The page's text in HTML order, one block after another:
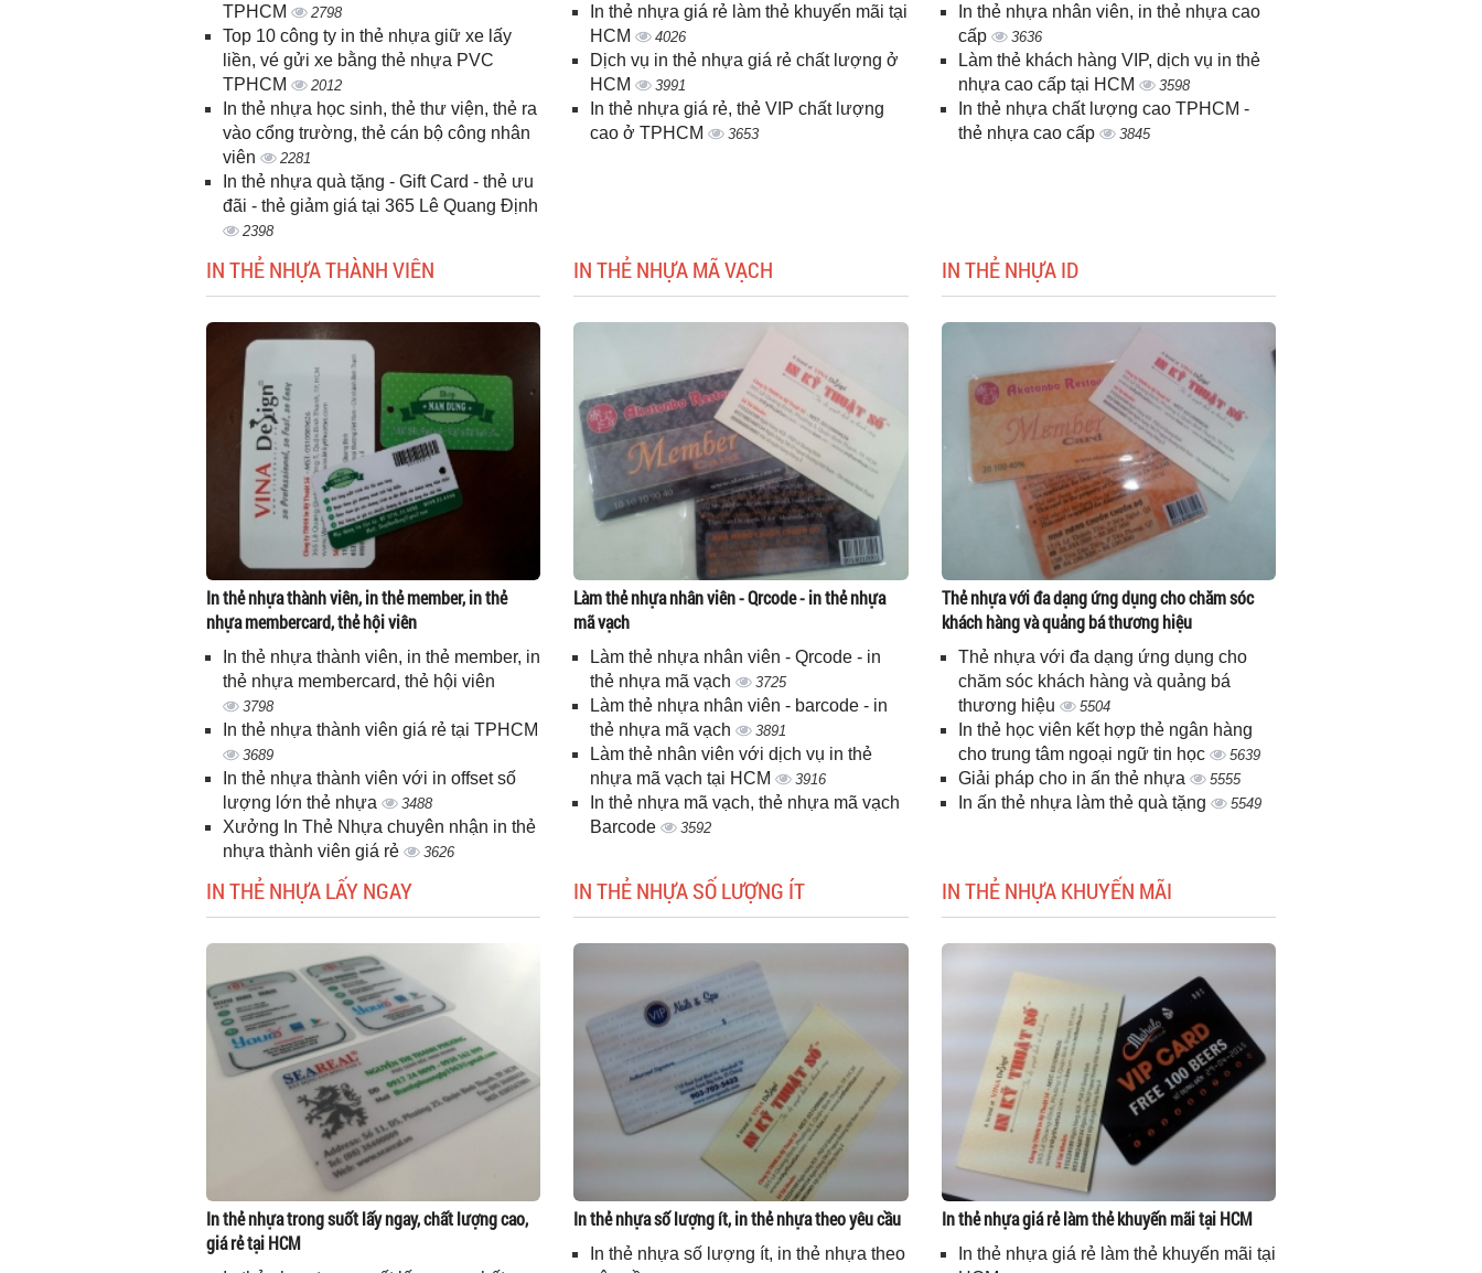
TPHCM
2798
Top 10 công ty in thẻ nhựa giữ xe lấy
liền, vé gửi xe bằng thẻ nhựa PVC
TPHCM
2012
In thẻ nhựa học sinh, thẻ thư viện, thẻ ra
vào cổng trường, thẻ cán bộ công nhân
viên
2281
In thẻ nhựa quà tặng - Gift Card - thẻ ưu
đãi - thẻ giảm giá tại 365 Lê Quang Định
2398
In thẻ nhựa giá rẻ làm thẻ khuyến mãi tại
HCM
4026
Dịch vụ in thẻ nhựa giá rẻ chất lượng ở
HCM
3991
In thẻ nhựa giá rẻ, thẻ VIP chất lượng
cao ở TPHCM
3653
In thẻ nhựa nhân viên, in thẻ nhựa cao
cấp
3636
Làm thẻ khách hàng VIP, dịch vụ in thẻ
nhựa cao cấp tại HCM
3598
In thẻ nhựa chất lượng cao TPHCM -
thẻ nhựa cao cấp
3845
IN THẺ NHỰA THÀNH VIÊN
In thẻ nhựa thành viên, in thẻ member, in thẻ
nhựa membercard, thẻ hội viên
In thẻ nhựa thành viên, in thẻ member, in
thẻ nhựa membercard, thẻ hội viên
3798
In thẻ nhựa thành viên giá rẻ tại TPHCM
3689
In thẻ nhựa thành viên với in offset số
lượng lớn thẻ nhựa
3488
Xưởng In Thẻ Nhựa chuyên nhận in thẻ
nhựa thành viên giá rẻ
3626
IN THẺ NHỰA MÃ VẠCH
Làm thẻ nhựa nhân viên - Qrcode - in thẻ nhựa
mã vạch
Làm thẻ nhựa nhân viên - Qrcode - in
thẻ nhựa mã vạch
3725
Làm thẻ nhựa nhân viên - barcode - in
thẻ nhựa mã vạch
3891
Làm thẻ nhân viên với dịch vụ in thẻ
nhựa mã vạch tại HCM
3916
In thẻ nhựa mã vạch, thẻ nhựa mã vạch
Barcode
3592
IN THẺ NHỰA ID
Thẻ nhựa với đa dạng ứng dụng cho chăm sóc
khách hàng và quảng bá thương hiệu
Thẻ nhựa với đa dạng ứng dụng cho
chăm sóc khách hàng và quảng bá
thương hiệu
5504
In thẻ học viên kết hợp thẻ ngân hàng
cho trung tâm ngoại ngữ tin học
5639
Giải pháp cho in ấn thẻ nhựa 5555
In ấn thẻ nhựa làm thẻ quà tặng 5549
IN THẺ NHỰA LẤY NGAY
In thẻ nhựa trong suốt lấy ngay, chất lượng cao,
giá rẻ tại HCM
IN THẺ NHỰA SỐ LƯỢNG ÍT
In thẻ nhựa số lượng ít, in thẻ nhựa theo yêu cầu
In thẻ nhựa số lượng ít, in thẻ nhựa theo
IN THẺ NHỰA KHUYẾN MÃI
In thẻ nhựa giá rẻ làm thẻ khuyến mãi tại HCM
In thẻ nhựa giá rẻ làm thẻ khuyến mãi tại